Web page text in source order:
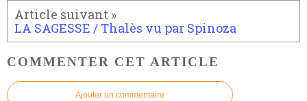
LA SAGESSE / Thalès vu par Spinoza
COMMENTER CET ARTICLE
Ajouter un commentaire